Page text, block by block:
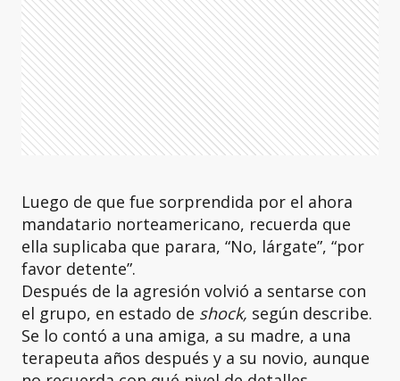
Luego de que fue sorprendida por el ahora
mandatario norteamericano, recuerda que
ella suplicaba que parara, “No, lárgate”, “por
favor detente”.
Después de la agresión volvió a sentarse con
el grupo, en estado de shock, según describe.
Se lo contó a una amiga, a su madre, a una
terapeuta años después y a su novio, aunque